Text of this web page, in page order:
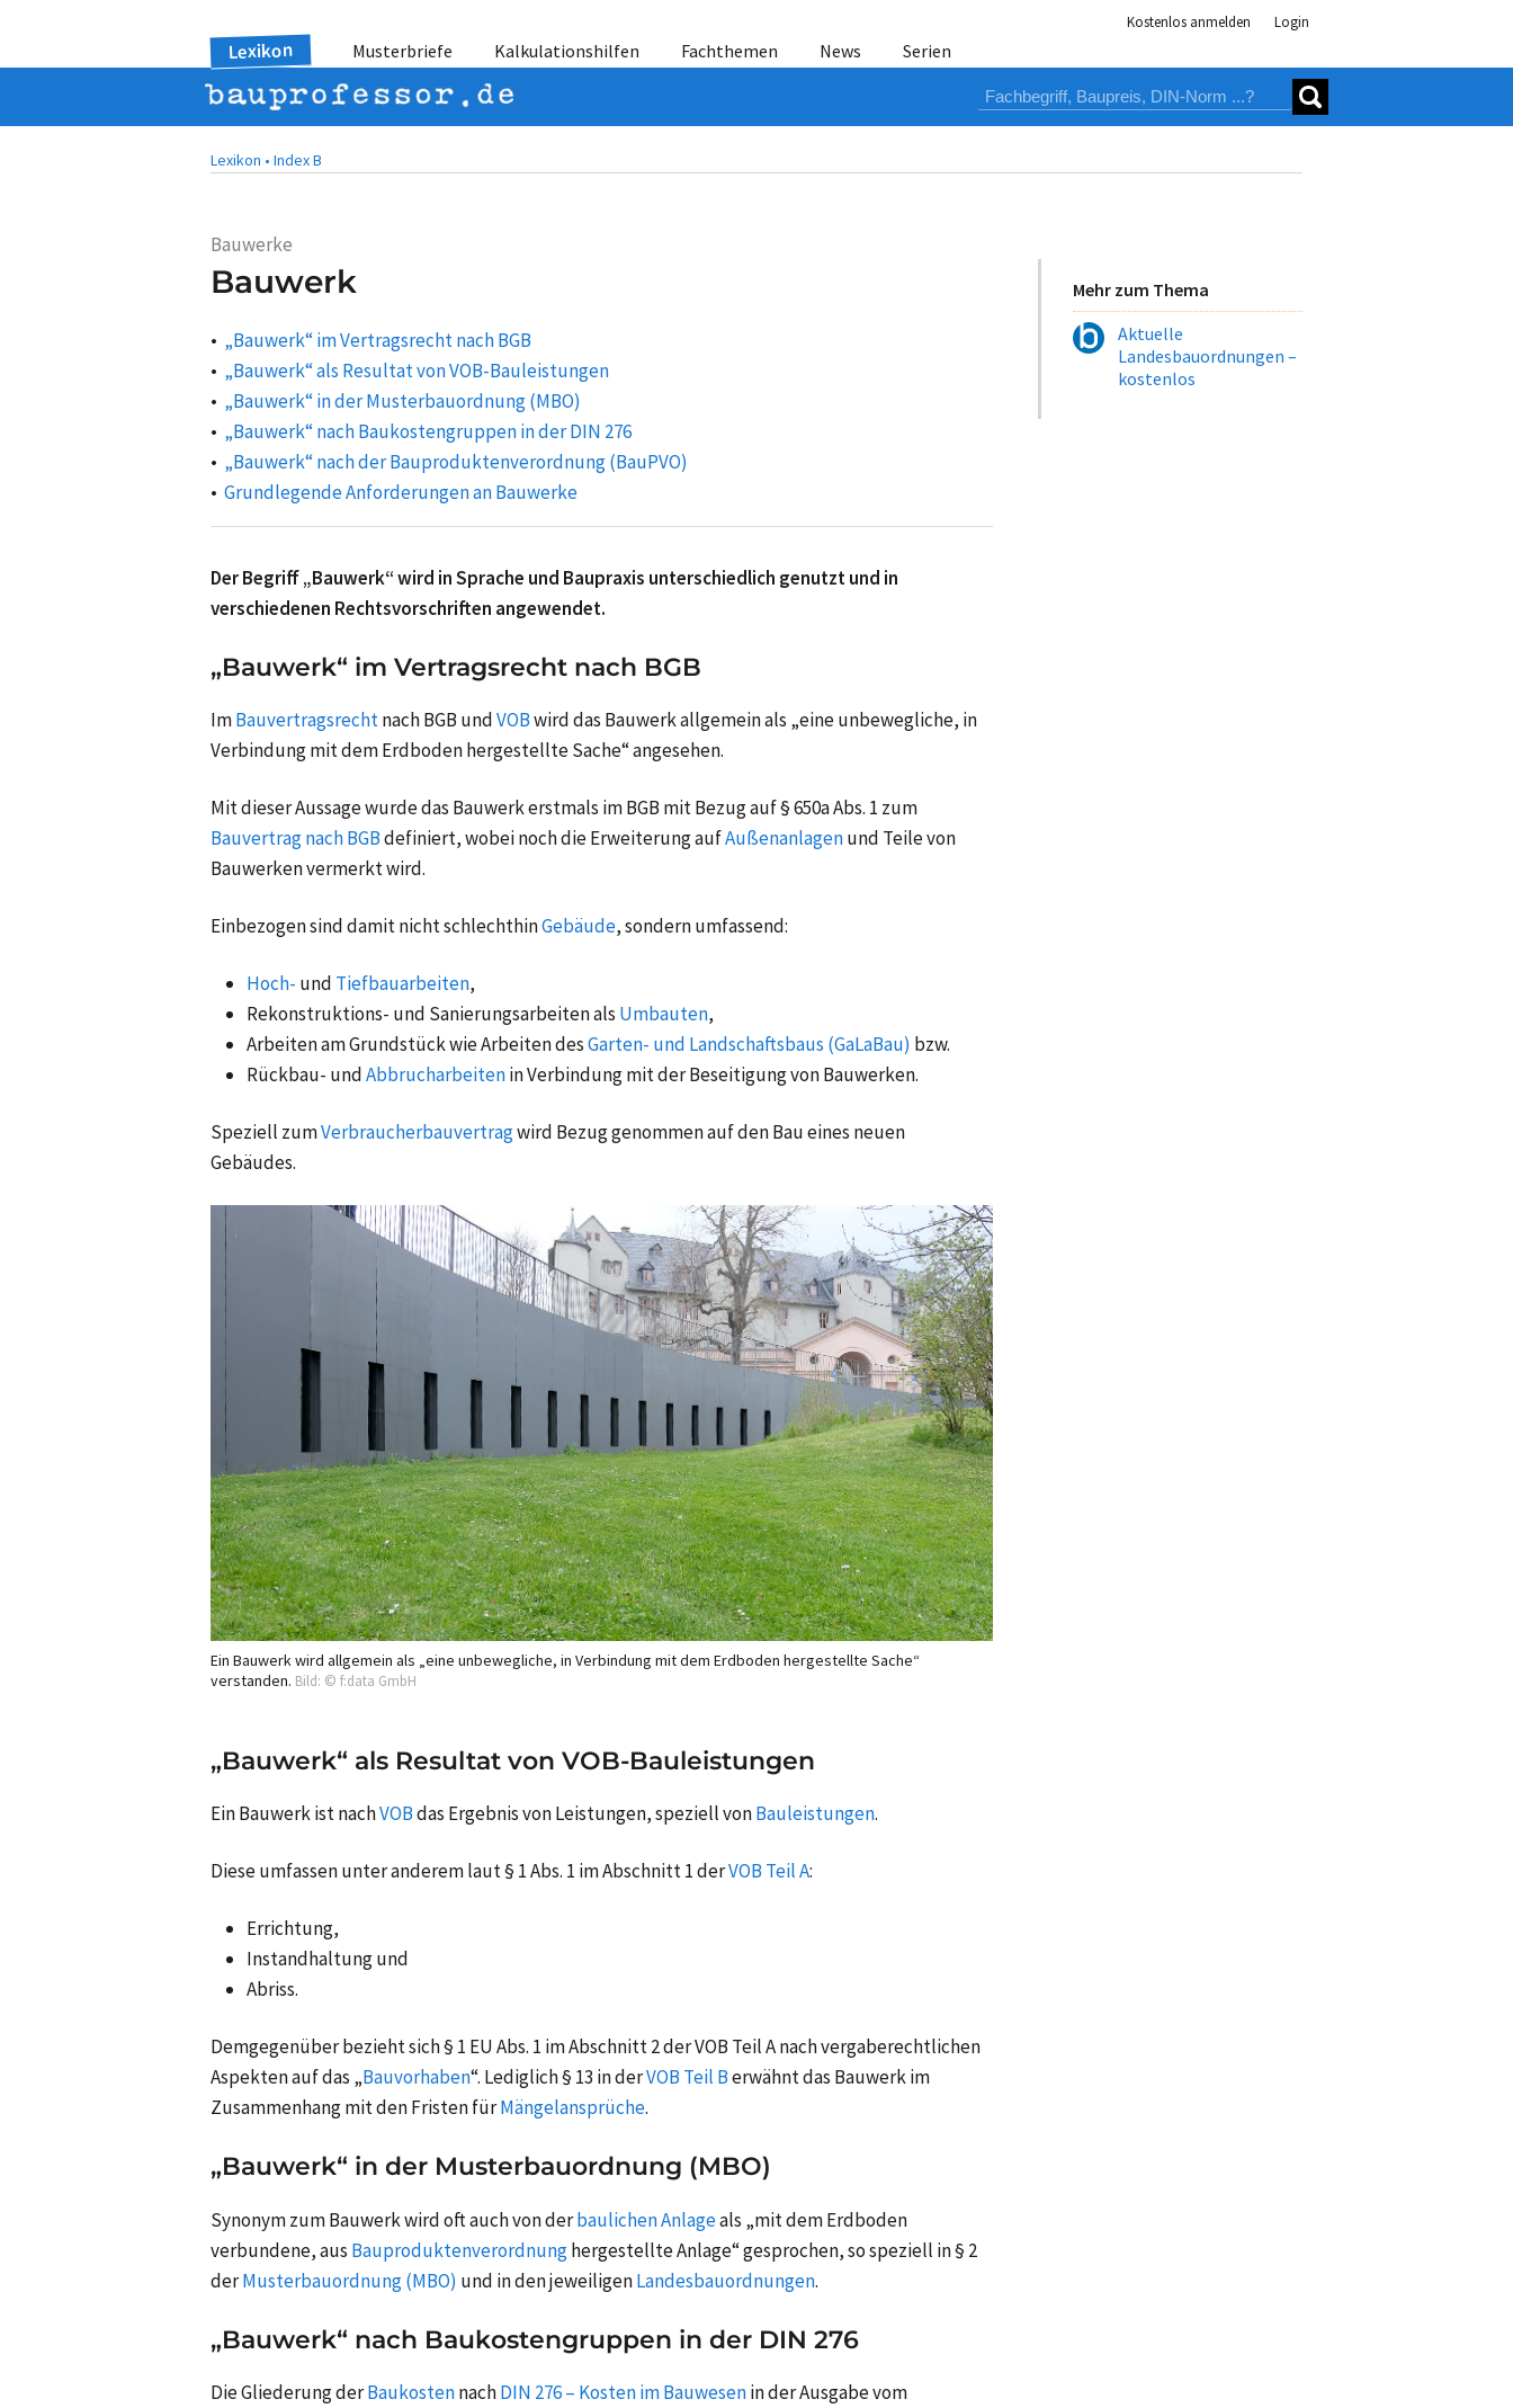
Kostenlos anmelden Login
Lexikon Musterbriefe Kalkulationshilfen Fachthemen News Serien
Lexikon • Index B
Bauwerke
Bauwerk
„Bauwerk“ im Vertragsrecht nach BGB
„Bauwerk“ als Resultat von VOB-Bauleistungen
„Bauwerk“ in der Musterbauordnung (MBO)
„Bauwerk“ nach Baukostengruppen in der DIN 276
„Bauwerk“ nach der Bauproduktenverordnung (BauPVO)
Grundlegende Anforderungen an Bauwerke
Der Begriff „Bauwerk“ wird in Sprache und Baupraxis unterschiedlich genutzt und in
verschiedenen Rechtsvorschriften angewendet.
„Bauwerk“ im Vertragsrecht nach BGB
ImBauvertragsrechtnach BGB undVOBwird das Bauwerk allgemein als „eine unbewegliche, in
Verbindung mit dem Erdboden hergestellte Sache“ angesehen.
Mit dieser Aussage wurde das Bauwerk erstmals im BGB mit Bezug auf § 650a Abs. 1 zum
Bauvertrag nach BGBdefiniert, wobei noch die Erweiterung aufAußenanlagenund Teile von
Bauwerken vermerkt wird.
Einbezogen sind damit nicht schlechthinGebäude, sondern umfassend:
Hoch- und Tiefbauarbeiten,
Rekonstruktions- und Sanierungsarbeiten als Umbauten,
Arbeiten am Grundstück wie Arbeiten desGarten- und Landschaftsbaus (GaLaBau) bzw.
Rückbau- undAbbrucharbeitenin Verbindung mit der Beseitigung von Bauwerken.
Speziell zumVerbraucherbauvertragwird Bezug genommen auf den Bau eines neuen
Gebäudes.
Ein Bauwerk wird allgemein als „eine unbewegliche, in Verbindung mit dem Erdboden hergestellte Sache“
verstanden. Bild: © f:data GmbH
„Bauwerk“ als Resultat von VOB-Bauleistungen
Ein Bauwerk ist nachVOBdas Ergebnis von Leistungen, speziell vonBauleistungen.
Diese umfassen unter anderem laut § 1 Abs. 1 im Abschnitt 1 derVOB Teil A:
Errichtung,
Instandhaltung und
Abriss.
Demgegenüber bezieht sich § 1 EU Abs. 1 im Abschnitt 2 der VOB Teil A nach vergaberechtlichen
Aspekten auf das „Bauvorhaben“. Lediglich § 13 in derVOB Teil Berwähnt das Bauwerk im
Zusammenhang mit den Fristen fürMängelansprüche.
„Bauwerk“ in der Musterbauordnung (MBO)
Synonym zum Bauwerk wird oft auch von derbaulichen Anlageals „mit dem Erdboden
verbundene, aus Bauproduktenverordnunghergestellte Anlage“ gesprochen, so speziell in § 2
derMusterbauordnung (MBO) und in den jeweiligenLandesbauordnungen.
„Bauwerk“ nach Baukostengruppen in der DIN 276
Die Gliederung derBaukostennachDIN 276 – Kosten im Bauwesenin der Ausgabe vom
Mehr zum Thema
Aktuelle
Landesbauordnungen –
kostenlos